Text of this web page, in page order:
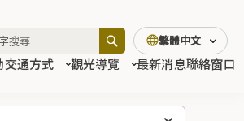
交通方式 觀光導覽 最新消息聯絡窗口
繁體中文